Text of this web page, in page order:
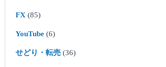
FX (85)
YouTube (6)
せどり・転売 (36)